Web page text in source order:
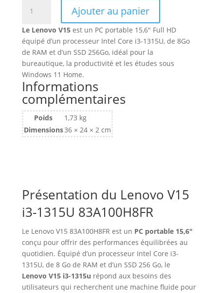
15.6
Lenovo
V15
i3-
1315U
8Go
256
Go
Win11
Home
Ajouter au panier
Le Lenovo V15est un PC portable 15,6″ Full HD
équipé d’un processeur Intel Core i3-1315U, de 8Go
de RAM et d’un SSD 256Go, idéal pour la
bureautique, la productivité et les études sous
Windows 11 Home.
Informations
complémentaires
Poids
1,73 kg
Dimensions36 × 24 × 2 cm
Présentation du Lenovo V15
i3-1315U 83A100H8FR
Le Lenovo V15 83A100H8FR est un PC portable 15,6″
conçu pour offrir des performances équilibrées au
quotidien. Équipé d’un processeur Intel Core i3-
1315U, de 8 Go de RAM et d’un SSD 256 Go, le
Lenovo V15 i3-1315u répond aux besoins des
utilisateurs qui recherchent une machine fluide pour